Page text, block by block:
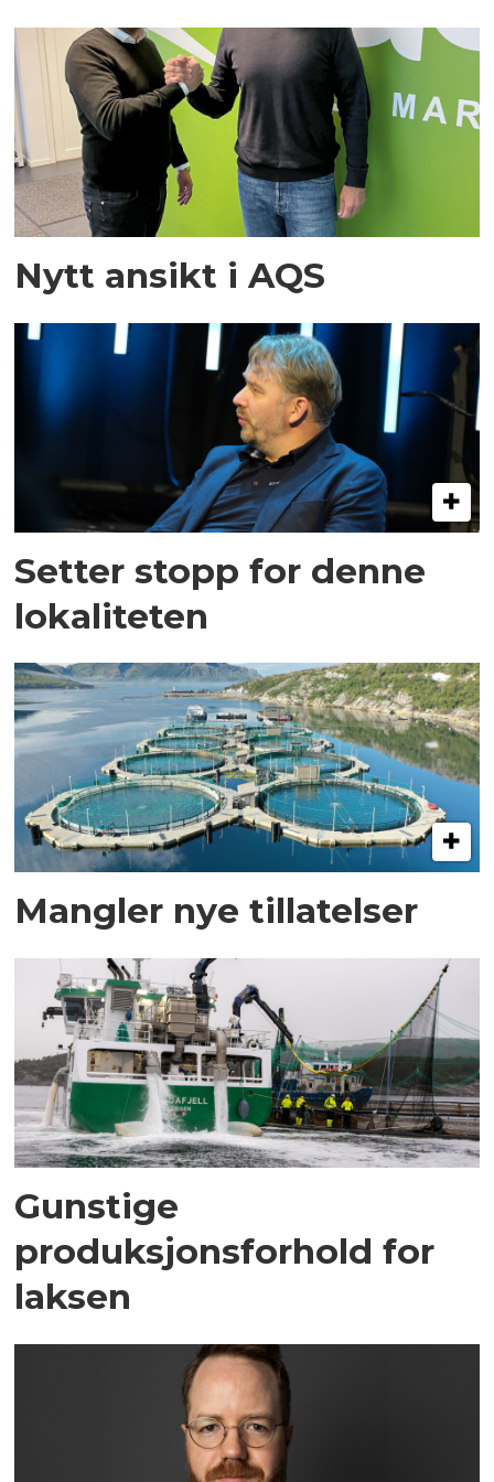
Nytt ansikt i AQS
Setter stopp for denne
lokaliteten
Mangler nye tillatelser
Gunstige
produksjonsforhold for
laksen